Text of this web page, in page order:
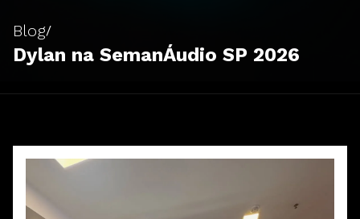
Blog/
Dylan na SemanÁudio SP 2026